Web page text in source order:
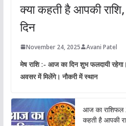
क्या कहती है आपकी
दिन
November 24, 2025 Avani Patel
मेष राशि :- आज का दिन शुभ फलदायी
अवसर में मिलेंगे। नौकरी में स्थान
आज का राशिफल
कहती है आपकी